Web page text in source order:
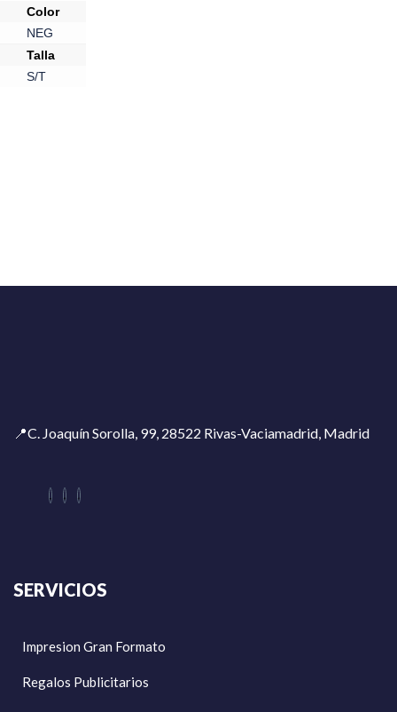
Color
NEG
Talla
S/T
📍C. Joaquín Sorolla, 99, 28522 Rivas-Vaciamadrid, Madrid
SERVICIOS
Impresion Gran Formato
Regalos Publicitarios